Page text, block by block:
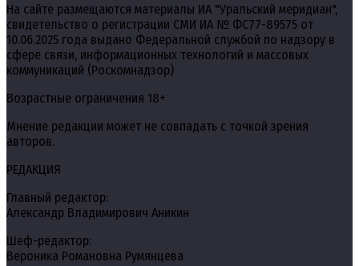
На сайте размещаются материалы ИА "Уральский меридиан",
свидетельство о регистрации СМИ ИА № ФС77-89575 от
10.06.2025 года выдано Федеральной службой по надзору в
сфере связи, информационных технологий и массовых
коммуникаций (Роскомнадзор)
Возрастные ограничения 18+
Мнение редакции может не совпадать с точкой зрения
авторов.
РЕДАКЦИЯ
Главный редактор:
Александр Владимирович Аникин
Шеф-редактор:
Вероника Романовна Румянцева